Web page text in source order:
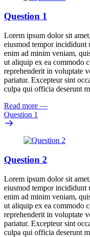
Question 1
Lorem ipsum dolor sit
eiusmod tempor incididunt
enim ad minim veniam,
ut aliquip ex ea commodo
reprehenderit in voluptate
pariatur. Excepteur sint
culpa qui officia deserunt
Read more —
Question 1
Question 2
Lorem ipsum dolor sit
eiusmod tempor incididunt
enim ad minim veniam,
ut aliquip ex ea commodo
reprehenderit in voluptate
pariatur. Excepteur sint
culpa qui officia deserunt